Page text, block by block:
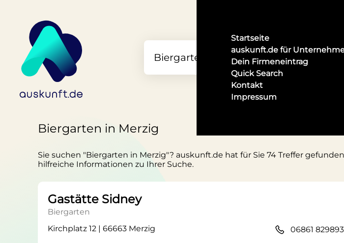
Startseite
auskunft.de für
Dein Firmeneintrag
Quick Search
Kontakt
Impressum
Biergarten in Merzig
Sie suchen "Biergarten in Merzig"? auskunft.de hat für Sie 74 Treffer
hilfreiche Informationen zu Ihrer Suche.
Gastätte Sidney
Biergarten
Kirchplatz 12 | 66663 Merzig
06861